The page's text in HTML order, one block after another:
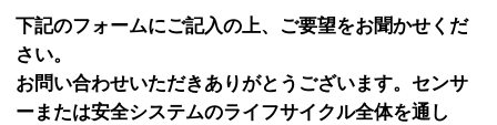
下記のフォームにご記入の上、ご要望をお聞かせくだ
さい。
お問い合わせいただきありがとうございます。センサ
ーまたは安全システムのライフサイクル全体を通し